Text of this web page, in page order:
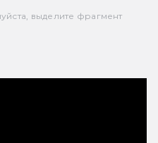
выделите фрагмент